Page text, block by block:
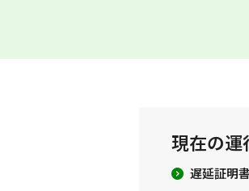
現在の運
遅延証明書